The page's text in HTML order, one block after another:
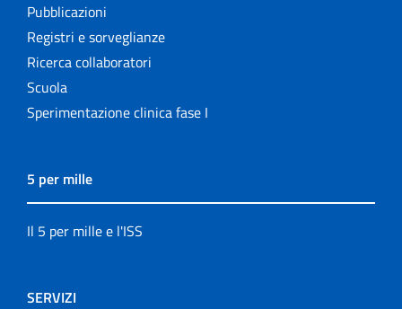
Pubblicazioni
Registri e sorveglianze
Ricerca collaboratori
Scuola
Sperimentazione clinica fase I
5 per mille
Il 5 per mille e l'ISS
SERVIZI